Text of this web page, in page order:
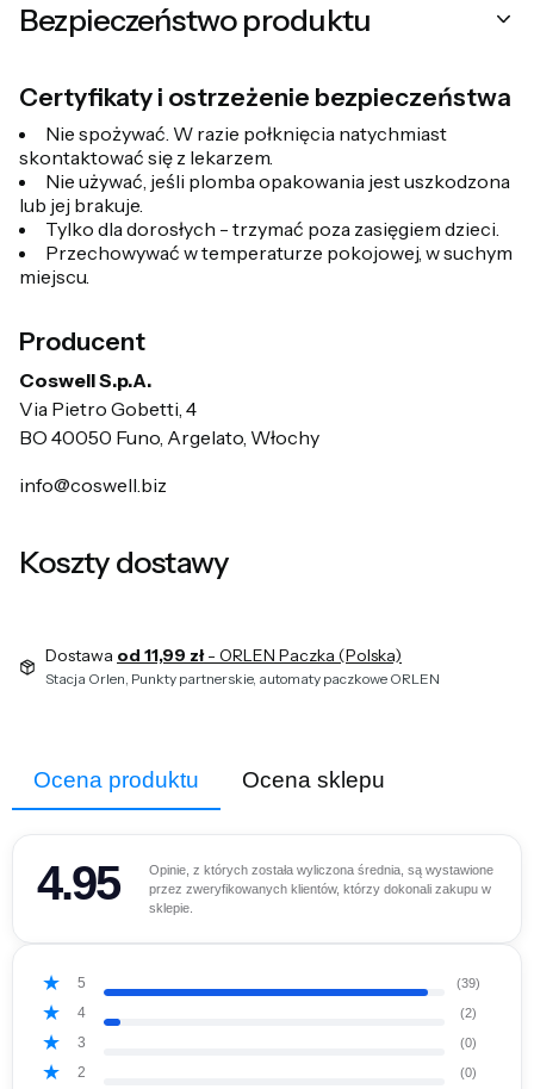
Bezpieczeństwo produktu
Certyfikaty i ostrzeżenie bezpieczeństwa
Nie spożywać. W razie połknięcia natychmiast
skontaktować się z lekarzem.
Nie używać, jeśli plomba opakowania jest uszkodzona
lub jej brakuje.
Tylko dla dorosłych - trzymać poza zasięgiem dzieci.
Przechowywać w temperaturze pokojowej, w suchym
miejscu.
Producent
Coswell S.p.A.
Via Pietro Gobetti, 4
BO 40050 Funo, Argelato, Włochy
info@coswell.biz
Koszty dostawy
Dostawa od 11,99 zł- ORLEN Paczka (Polska)
Stacja Orlen, Punkty partnerskie, automaty paczkowe ORLEN
Ocena produktu Ocena sklepu
4.95
Opinie, z których została wyliczona średnia, są wystawione
przez zweryfikowanych klientów, którzy dokonali zakupu w
sklepie.
5 (39)
4 (2)
3 (0)
2 (0)